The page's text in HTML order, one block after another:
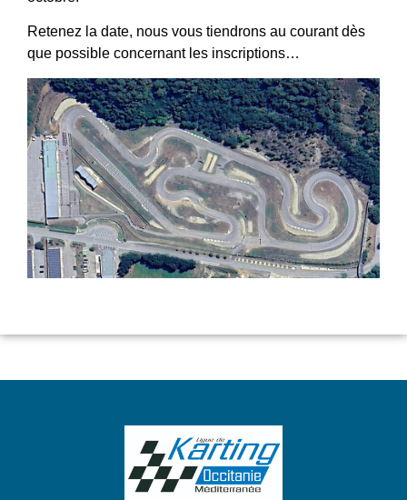
Retenez la date, nous vous tiendrons au courant dès
que possible concernant les inscriptions…